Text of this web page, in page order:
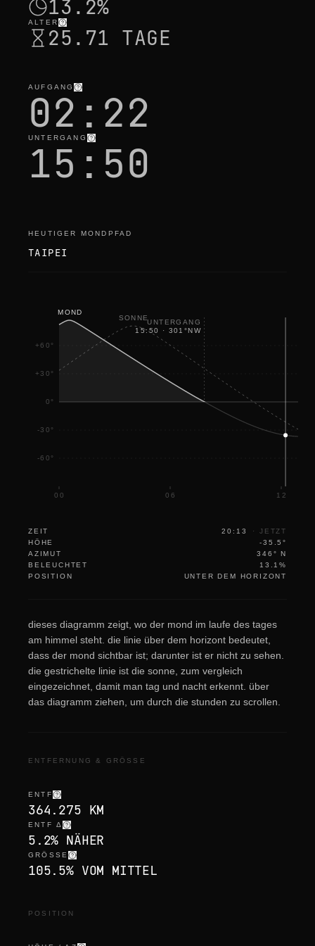
13.2%
ALTER
25.71 TAGE
AUFGANG
02:22
UNTERGANG
15:50
HEUTIGER MONDPFAD
TAIPEI
+60°
+30°
0°
-30°
-60°
00 06 12
MOND
SONNE
UNTERGANG
15:50
· 301 °NW
ZEIT 20:13 · JETZT
HÖHE
-35.5°
AZIMUT
346° N
BELEUCHTET
13.1%
POSITION
UNTER DEM HORIZONT
dieses diagramm zeigt, wo der mond im laufe des tages
am himmel steht. die linie über dem horizont bedeutet,
dass der mond sichtbar ist; darunter ist er nicht zu sehen.
die gestrichelte linie ist die sonne, zum vergleich
eingezeichnet, damit man tag und nacht erkennt. über
das diagramm ziehen, um durch die stunden zu scrollen.
ENTFERNUNG & GRÖSSE
ENTF
364.275 KM
ENTF Δ
5.2% NÄHER
GRÖSSE
105.5% VOM MITTEL
POSITION